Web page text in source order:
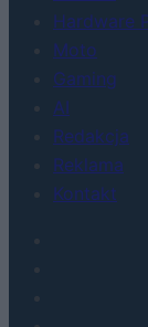
Hardware
Moto
Gaming
AI
Redakcja
Reklama
Kontakt